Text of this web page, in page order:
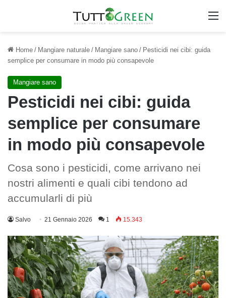
Home / Mangiare naturale / Mangiare sano / Pesticidi nei cibi: guida
semplice per consumare in modo più consapevole
Mangiare sano
Pesticidi nei cibi: guida
semplice per consumare
in modo più consapevole
Cosa sono i pesticidi, come arrivano nei
nostri alimenti e quali cibi tendono ad
accumularli di più
Salvo 21 Gennaio 2026 1 15.343